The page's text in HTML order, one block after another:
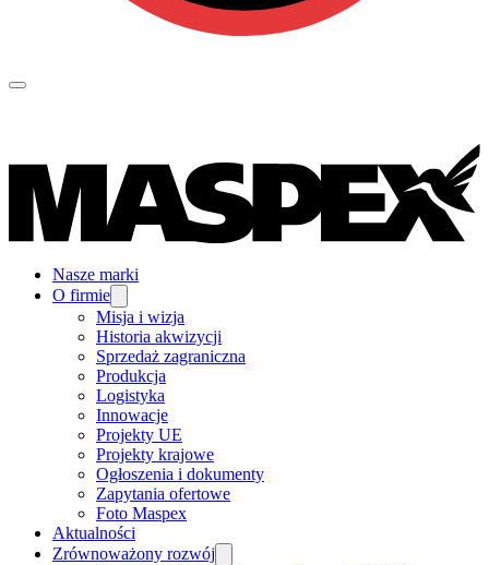
Nasze marki
O firmie
Misja i wizja
Historia akwizycji
Sprzedaż zagraniczna
Produkcja
Logistyka
Innowacje
Projekty UE
Projekty krajowe
Ogłoszenia i dokumenty
Zapytania ofertowe
Foto Maspex
Aktualności
Zrównoważony rozwój